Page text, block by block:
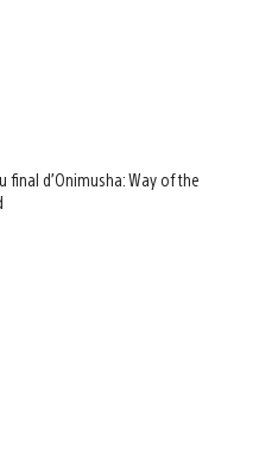
final d’Onimusha: Way of the